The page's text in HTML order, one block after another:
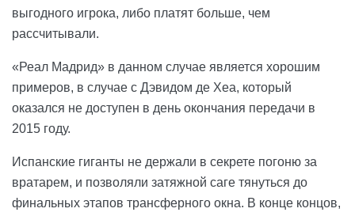
выгодного игрока, либо платят больше, чем
рассчитывали.
«Реал Мадрид» в данном случае является хорошим
примеров, в случае с Дэвидом де Хеа, который
оказался не доступен в день окончания передачи в
2015 году.
Испанские гиганты не держали в секрете погоню за
вратарем, и позволяли затяжной саге тянуться до
финальных этапов трансферного окна. В конце концов,